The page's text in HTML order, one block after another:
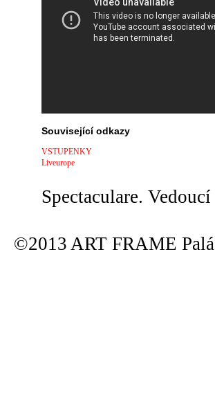
Související odkazy
VSTUPENKY
Liveurope
Spectaculare.
©2013 ART FRAME